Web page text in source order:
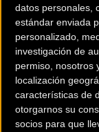
datos personales,
estándar enviada
personalizado,
investigación de
permiso, nosotros
localización
características de
otorgarnos su
socios para que
Más dunas que
La presentación
que se
2019, ha
deberán superar
acumulado de